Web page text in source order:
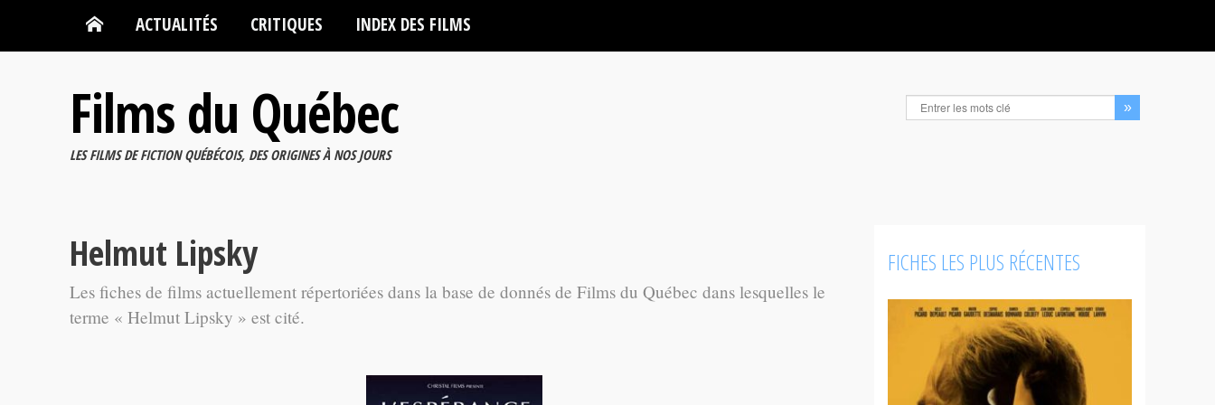
ACTUALITÉS CRITIQUES INDEX DES FILMS
Films du Québec
LES FILMS DE FICTION QUÉBÉCOIS, DES ORIGINES À NOS JOURS
Helmut Lipsky
Les fiches de films actuellement répertoriées dans la base de donnés de Films du Québec dans lesquelles le
terme « Helmut Lipsky » est cité.
FICHES LES PLUS RÉCENTES